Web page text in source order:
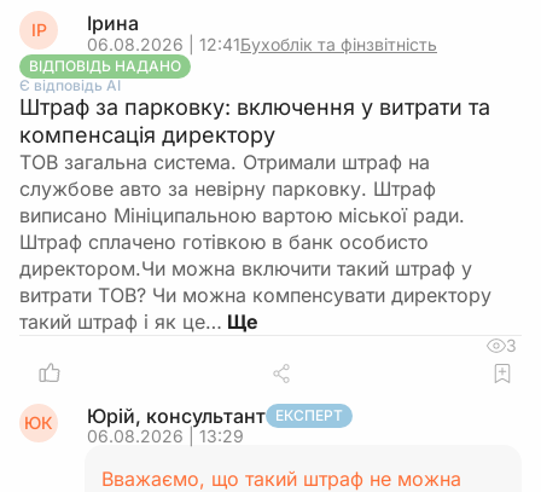
ІР Ірина
06.08.2026 | 12:41Бухоблік та фінзвітність
ВІДПОВІДЬ НАДАНО
Є відповідь АІ
Штраф за парковку: включення у витрати та
компенсація директору
ТОВ загальна система. Отримали штраф на
службове авто за невірну парковку. Штраф
виписано Мініципальною вартою міської ради.
Штраф сплачено готівкою в банк особисто
директором.Чи можна включити такий штраф у
витрати ТОВ? Чи можна компенсувати директору
такий штраф і як це…
3
ЮК Юрій, консультант ЕКСПЕРТ
06.08.2026 | 13:29
Вважаємо, що такий штраф не можна